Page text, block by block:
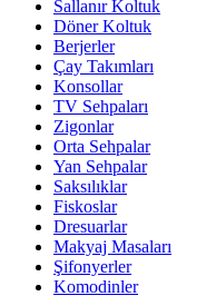
Sallanır Koltuk
Döner Koltuk
Berjerler
Çay Takımları
Konsollar
TV Sehpaları
Zigonlar
Orta Sehpalar
Yan Sehpalar
Saksılıklar
Fiskoslar
Dresuarlar
Makyaj Masaları
Şifonyerler
Komodinler